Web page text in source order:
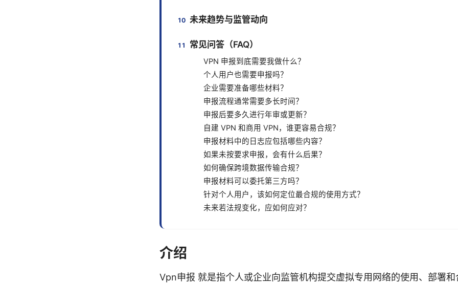
未来趋势与监管动向
常见问答（FAQ）
VPN 申报到底需要我做什么？
个人用户也需要申报吗？
企业需要准备哪些材料？
申报流程通常需要多长时间？
申报后要多久进行年审或更新？
自建 VPN 和商用 VPN，谁更容易合规？
申报材料中的日志应包括哪些内容？
如果未按要求申报，会有什么后果？
如何确保跨境数据传输合规？
申报材料可以委托第三方吗？
针对个人用户，该如何定位最合规的使用方式？
未来若法规变化，应如何应对？
介绍
Vpn申报 就是指个人或企业向监管机构提交虚拟专用网络的使用、部署和